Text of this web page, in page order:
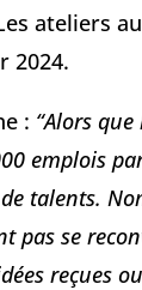
ateliers
2024.
: “Alors
emplois
talents.
pas se
reçues